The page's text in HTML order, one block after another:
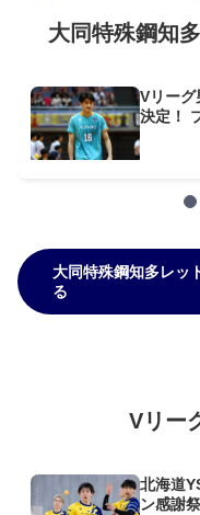
大同特殊鋼知
Vリーグ
決定！
大同特殊鋼知多レッ
る
Vリー
北海道
ン感謝